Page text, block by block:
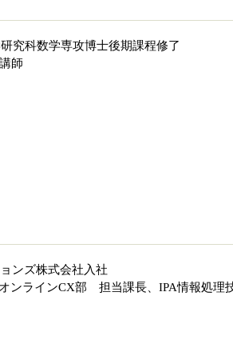
究科数学専攻博士後期課程修了
師
ンズ株式会社入社
ラインCX部 担当課長、IPA情報処理